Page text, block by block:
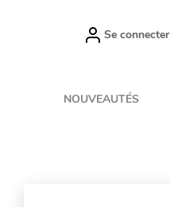
Se connecter
NOUVEAUTÉS